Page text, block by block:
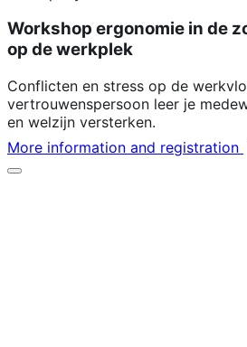
Workshop ergonomie in de
op de werkplek
Conflicten en stress op de
vertrouwenspersoon leer je
en welzijn versterken.
More information and registration